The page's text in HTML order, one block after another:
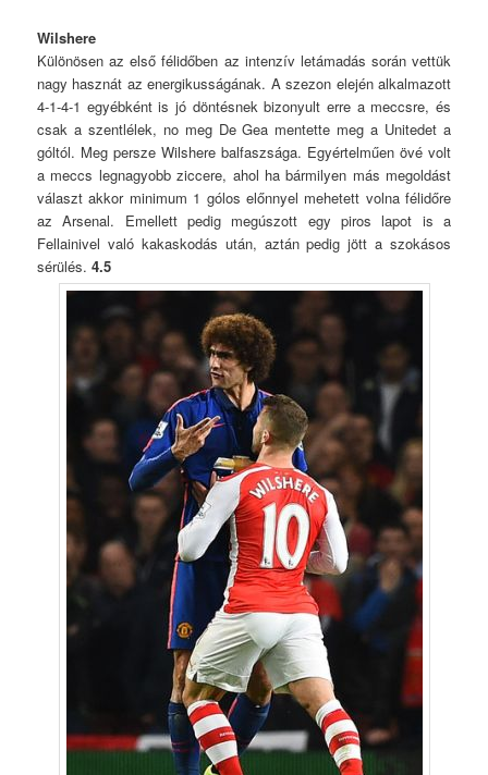
Wilshere
Különösen az első félidőben az intenzív letámadás során vettük
nagy hasznát az energikusságának. A szezon elején alkalmazott
4-1-4-1 egyébként is jó döntésnek bizonyult erre a meccsre, és
csak a szentlélek, no meg De Gea mentette meg a Unitedet a
góltól. Meg persze Wilshere balfaszsága. Egyértelműen övé volt
a meccs legnagyobb ziccere, ahol ha bármilyen más megoldást
választ akkor minimum 1 gólos előnnyel mehetett volna félidőre
az Arsenal. Emellett pedig megúszott egy piros lapot is a
Fellainivel való kakaskodás után, aztán pedig jött a szokásos
sérülés.4.5